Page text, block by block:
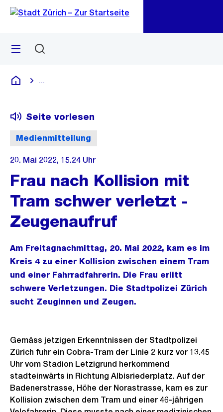
Navigation
Sprunglink
Menü
Deutsch
Medienmitteilung
Seite vorlesen
20. Mai 2022, 15.24 Uhr
Frau nach Kollision mit
Tram schwer verletzt -
Zeugenaufruf
Am Freitagnachmittag, 20. Mai 2022, kam es im
Kreis 4 zu einer Kollision zwischen einem Tram
und einer Fahrradfahrerin. Die Frau erlitt
schwere Verletzungen. Die Stadtpolizei Zürich
sucht Zeuginnen und Zeugen.
Gemäss jetzigen Erkenntnissen der Stadtpolizei
Zürich fuhr ein Cobra-Tram der Linie 2 kurz vor 13.45
Uhr vom Stadion Letzigrund herkommend
stadteinwärts in Richtung Albisriederplatz. Auf der
Badenerstrasse, Höhe der Norastrasse, kam es zur
Kollision zwischen dem Tram und einer 46-jährigen